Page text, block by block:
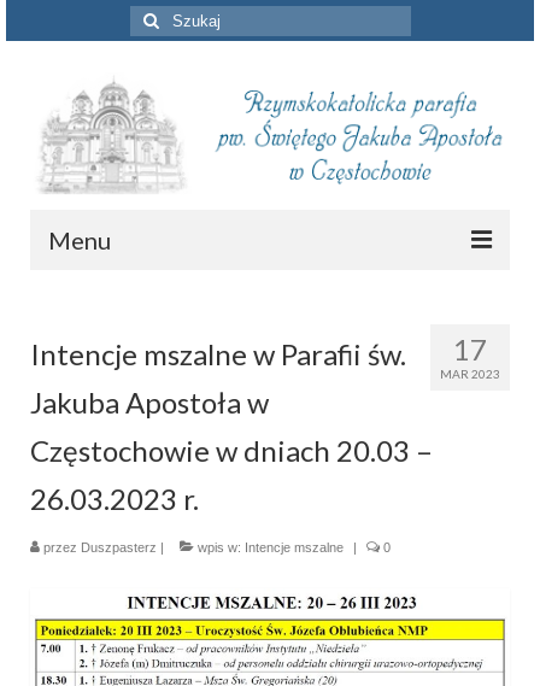
Szuklaj
w:
Menu
Intencje mszalne
Informacje duszpasterskie
Piszą o nas
Remont kościoła
Parafia
Historia
Duszpasterze
17
MAR 2023
Intencje mszalne w Parafii św.
Jakuba Apostoła w
Częstochowie w dniach 20.03 –
26.03.2023 r.
przez Duszpasterz wpis w: Intencje mszalne 0